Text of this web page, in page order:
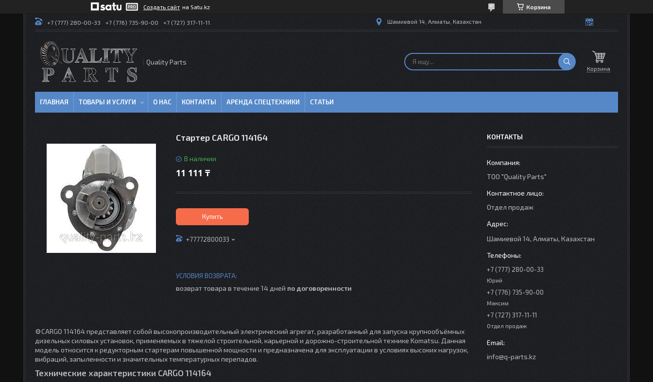
Создать сайт на Satu.kz Корзина
+7 (777) 280-00-33 +7 (776) 735-90-00 +7 (727) 317-11-11 Шамиевой 14, Алматы, Казахстан
Quality Parts
Корзина
ГЛАВНАЯ ТОВАРЫ И УСЛУГИ О НАС КОНТАКТЫ АРЕНДА СПЕЦТЕХНИКИ СТАТЬИ
Стартер CARGO 114164
В наличии
11 111 ₸
Купить
+77772800033
возврат товара в течение 14 дней по договоренности
⚙️CARGO 114164 представляет собой высокопроизводительный электрический агрегат, разработанный для запуска крупнообъёмных
дизельных силовых установок, применяемых в тяжелой строительной, карьерной и дорожно-строительной технике Komatsu. Данная
модель относится к редукторным стартерам повышенной мощности и предназначена для эксплуатации в условиях высоких нагрузок,
вибраций, запыленности и значительных температурных перепадов.
Технические характеристики CARGO 114164
КОНТАКТЫ
ТОО "Quality Parts"
Отдел продаж
Шамиевой 14, Алматы, Казахстан
+7 (777) 280-00-33
Юрий
+7 (776) 735-90-00
Максим
+7 (727) 317-11-11
Отдел продаж
info@q-parts.kz